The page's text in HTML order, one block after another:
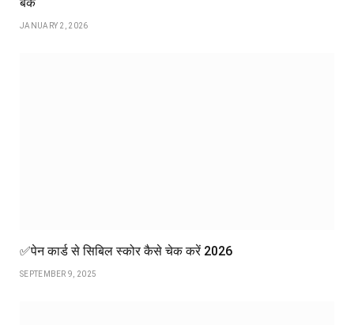
JANUARY 2, 2026
✅पेन कार्ड से सिबिल स्कोर कैसे चेक करें 2026
SEPTEMBER 9, 2025